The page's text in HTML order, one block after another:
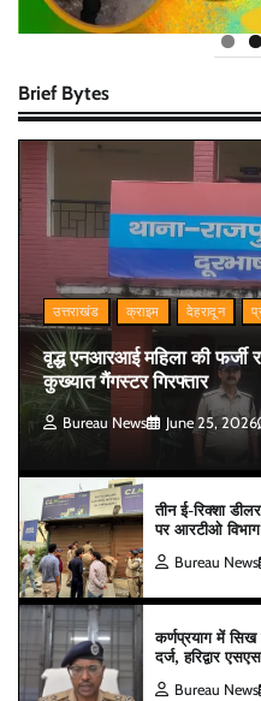
Brief Bytes
उत्तराखंड क्राइम देहरादून
वृद्ध एनआरआई महिला की फर्जी
कुख्यात गैंगस्टर गिरफ्तार
Bureau News June 25, 2026
तीन ई-रिक्शा
पर आरटीओ
Bureau News
कर्णप्रयाग में
दर्ज, हरिद्वार
Bureau News